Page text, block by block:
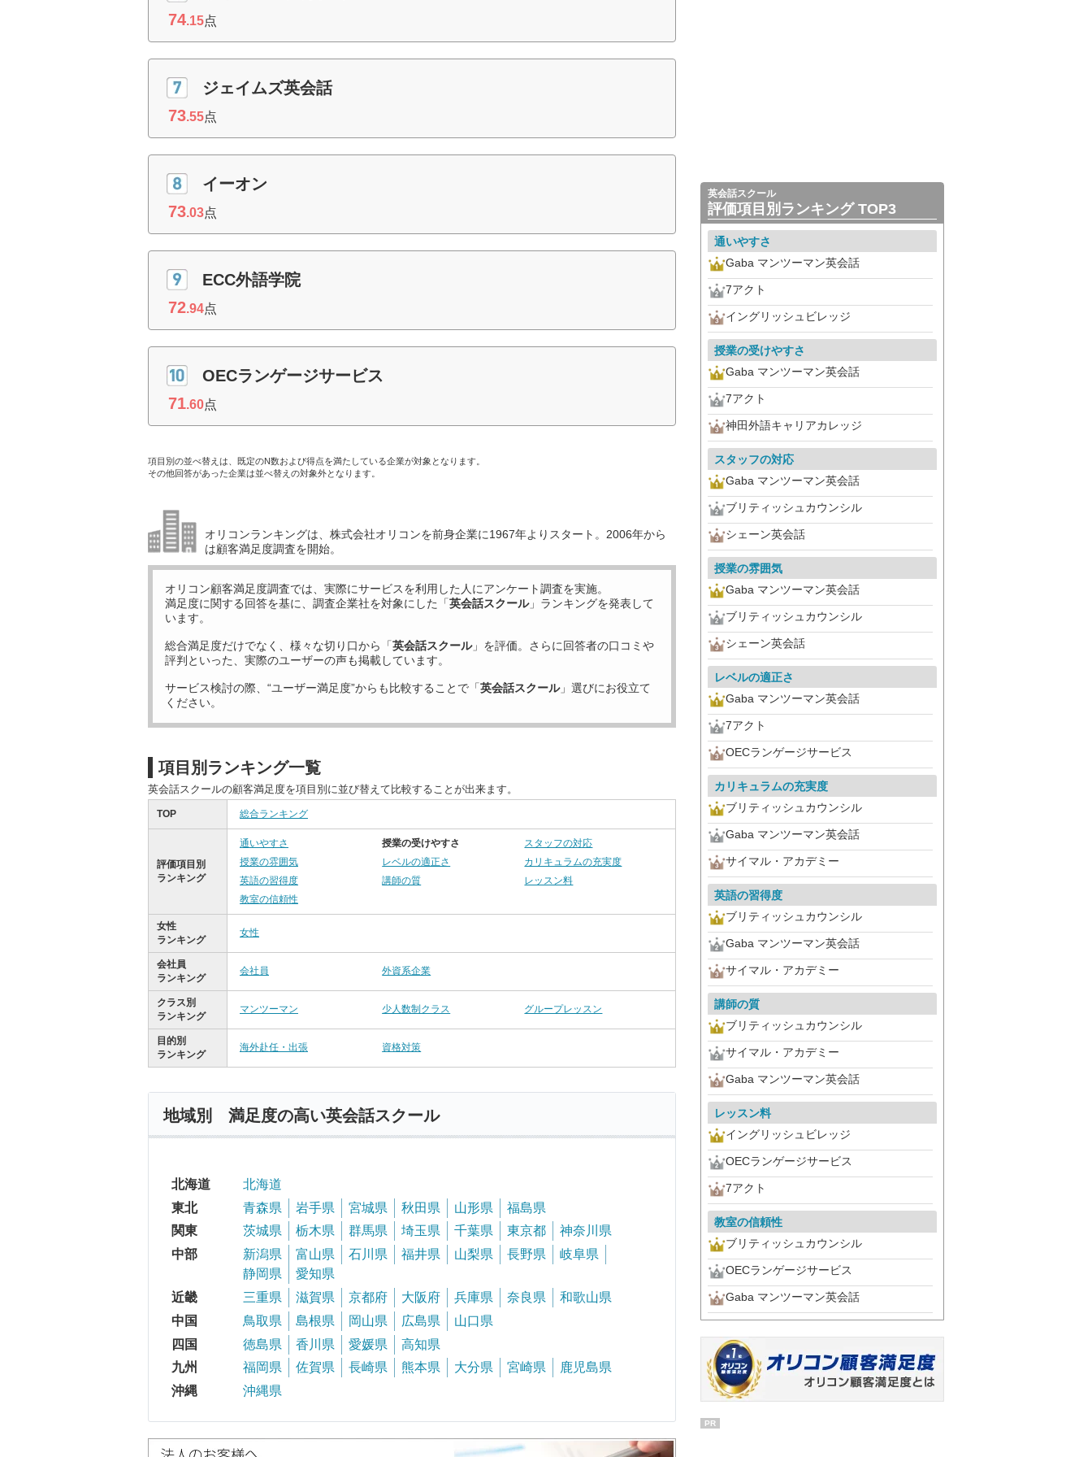
74.15点
ジェイムズ英会話
73.55点
イーオン
73.03点
ECC外語学院
72.94点
OECランゲージサービス
71.60点
項目別の並べ替えは、既定のN数および得点を満たしている企業が対象となります。
その他回答があった企業は並べ替えの対象外となります。
オリコンランキングは、株式会社オリコンを前身企業に1967年よりスタート。2006年から
は顧客満足度調査を開始。
オリコン顧客満足度調査では、実際にサービスを利用した 人にアンケート調査を実施。
満足度に関する回答を基に、調査企業社を対象にした「英会話スクール」ランキングを発表して
います。
総合満足度だけでなく、様々な切り口から「英会話スクール」を評価。さらに回答者の口コミや
評判といった、実際のユーザーの声も掲載しています。
サービス検討の際、“ユーザー満足度”からも比較することで「英会話スクール」選びにお役立て
ください。
項目別ランキング一覧
英会話スクールの顧客満足度を項目別に並び替えて比較することが出来ます。
TOP 総合ランキング
評価項目別
ランキング
通いやすさ 授業の受けやすさ
スタッフの対応
授業の雰囲気
レベルの適正さ
カリキュラムの充実度
英語の習得度
講師の質
レッスン料
教室の信頼性
女性
ランキング
女性
会社員
ランキング
会社員 外資系企業
クラス別
ランキング
マンツーマン 少人数制クラス グループレッスン
目的別
ランキング
海外赴任・出張 資格対策
地域別 満足度の高い英会話スクール
北海道
北海道
東北
青森県 岩手県 宮城県 秋田県 山形県
福島県
関東
茨城県 栃木県 群馬県 埼玉県 千葉県 東京都
神奈川県
中部
新潟県 富山県 石川県 福井県 山梨県 長野県
岐阜県
静岡県
愛知県
近畿
三重県 滋賀県 京都府 大阪府 兵庫県 奈良県
和歌山県
中国
鳥取県 島根県 岡山県 広島県
山口県
四国
徳島県 香川県 愛媛県
高知県
九州
福岡県 佐賀県 長崎県 熊本県 大分県 宮崎県
鹿児島県
沖縄
沖縄県
英会話スクール
評価項目別ランキング TOP3
通いやすさ
Gaba マンツーマン英会話
7アクト
イングリッシュビレッジ
授業の受けやすさ
Gaba マンツーマン英会話
7アクト
神田外語キャリアカレッジ
スタッフの対応
Gaba マンツーマン英会話
ブリティッシュカウンシル
シェーン英会話
授業の雰囲気
Gaba マンツーマン英会話
ブリティッシュカウンシル
シェーン英会話
レベルの適正さ
Gaba マンツーマン英会話
7アクト
OECランゲージサービス
カリキュラムの充実度
ブリティッシュカウンシル
Gaba マンツーマン英会話
サイマル・アカデミー
英語の習得度
ブリティッシュカウンシル
Gaba マンツーマン英会話
サイマル・アカデミー
講師の質
ブリティッシュカウンシル
サイマル・アカデミー
Gaba マンツーマン英会話
レッスン料
イングリッシュビレッジ
OECランゲージサービス
7アクト
教室の信頼性
ブリティッシュカウンシル
OECランゲージサービス
Gaba マンツーマン英会話
PR